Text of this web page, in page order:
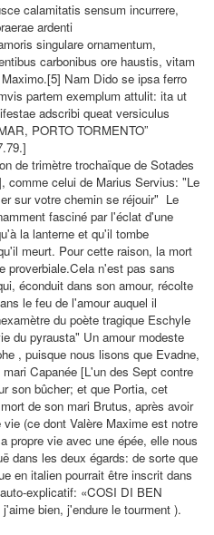
calamitatis sensum incurrere,
rae ardenti
singulare ornamentum,
carbonibus ore haustis, vitam
Nam Dido se ipsa ferro
partem exemplum attulit: ita ut
adscribi queat versiculus
PORTO TORMENTO”
de trimètre trochaïque de Sotades
comme celui de Marius Servius: "Le
sur votre chemin se réjouir" Le
fasciné par l'éclat d'une
la lanterne et qu'il tombe
meurt. Pour cette raison, la mort
proverbiale.Cela n'est pas sans
éconduit dans son amour, récolte
le feu de l'amour auquel il
du poète tragique Eschyle
du pyrausta" Un amour modeste
, puisque nous lisons que Evadne,
Capanée [L'un des Sept contre
​​son bûcher; et que Portia, cet
de son mari Brutus, après avoir
(ce dont Valère Maxime est notre
propre vie avec une épée, elle nous
dans les deux égards: de sorte que
en italien pourrait être inscrit dans
explicatif: «COSI DI BEN
bien, j'endure le tourment ).